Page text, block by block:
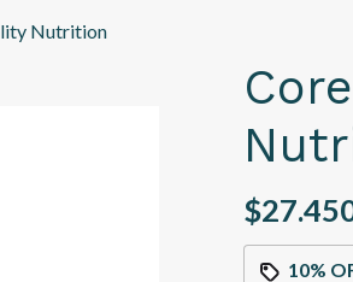
Nutrition
10%